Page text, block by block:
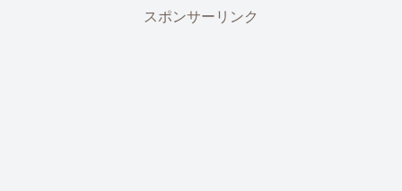
スポンサーリンク